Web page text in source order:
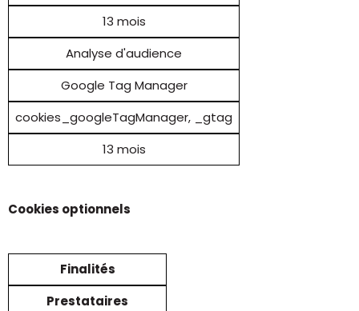
13 mois
Analyse d'audience
Google Tag Manager
cookies_googleTagManager, _gtag
13 mois
Cookies optionnels
Finalités
Prestataires